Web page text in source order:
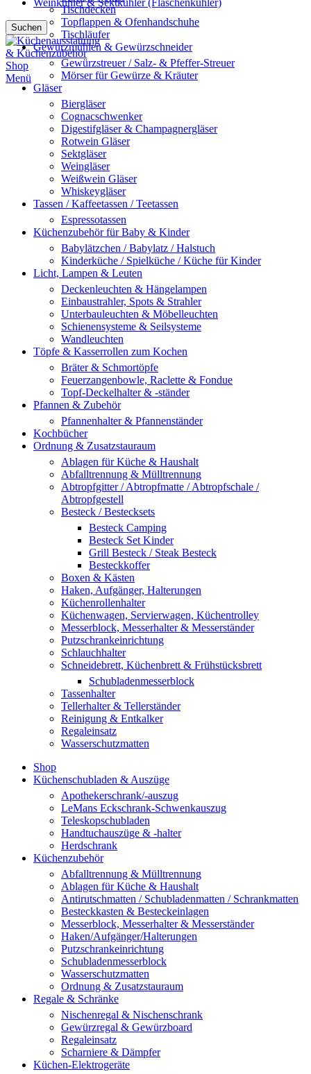
Weinkühler & Sektkühler (Flaschenkühler)
Suchen
Menü
Tischdecken
Topflappen & Ofenhandschuhe
Tischläufer
Gewürzmühlen & Gewürzschneider
Gewürzstreuer / Salz- & Pfeffer-Streuer
Mörser für Gewürze & Kräuter
Gläser
Biergläser
Cognacschwenker
Digestifgläser & Champagnergläser
Rotwein Gläser
Sektgläser
Weingläser
Weißwein Gläser
Whiskeygläser
Tassen / Kaffeetassen / Teetassen
Espressotassen
Küchenzubehör für Baby & Kinder
Babylätzchen / Babylatz / Halstuch
Kinderküche / Spielküche / Küche für Kinder
Licht, Lampen & Leuten
Deckenleuchten & Hängelampen
Einbaustrahler, Spots & Strahler
Unterbauleuchten & Möbelleuchten
Schienensysteme & Seilsysteme
Wandleuchten
Töpfe & Kasserrollen zum Kochen
Bräter & Schmortöpfe
Feuerzangenbowle, Raclette & Fondue
Topf-Deckelhalter & -ständer
Pfannen & Zubehör
Pfannenhalter & Pfannenständer
Kochbücher
Ordnung & Zusatzstauraum
Ablagen für Küche & Haushalt
Abfalltrennung & Mülltrennung
Abtropfgitter / Abtropfmatte / Abtropfschale /
Abtropfgestell
Besteck / Bestecksets
Besteck Camping
Besteck Set Kinder
Grill Besteck / Steak Besteck
Besteckkoffer
Boxen & Kästen
Haken, Aufgänger, Halterungen
Küchenrollenhalter
Küchenwagen, Servierwagen, Küchentrolley
Messerblock, Messerhalter & Messerständer
Putzschrankeinrichtung
Schlauchhalter
Schneidebrett, Küchenbrett & Frühstücksbrett
Schubladenmesserblock
Tassenhalter
Tellerhalter & Tellerständer
Reinigung & Entkalker
Regaleinsatz
Wasserschutzmatten
Shop
Küchenschubladen & Auszüge
Apothekerschrank/-auszug
LeMans Eckschrank-Schwenkauszug
Teleskopschubladen
Handtuchauszüge & -halter
Herdschrank
Küchenzubehör
Abfalltrennung & Mülltrennung
Ablagen für Küche & Haushalt
Antirutschmatten / Schubladenmatten / Schrankmatten
Besteckkasten & Besteckeinlagen
Messerblock, Messerhalter & Messerständer
Haken/Aufgänger/Halterungen
Putzschrankeinrichtung
Schubladenmesserblock
Wasserschutzmatten
Ordnung & Zusatzstauraum
Regale & Schränke
Nischenregal & Nischenschrank
Gewürzregal & Gewürzboard
Regaleinsatz
Scharniere & Dämpfer
Küchen-Elektrogeräte